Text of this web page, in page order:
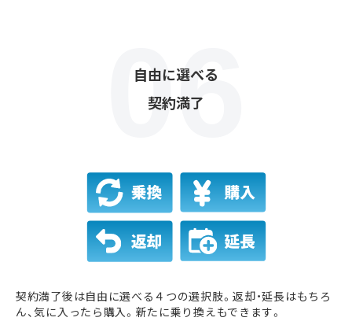
自由に選べる
契約満了
契約満了後は自由に選べる４つの選択肢。返却・延長はもちろ
ん、気に入ったら購入。新たに乗り換えもできます。